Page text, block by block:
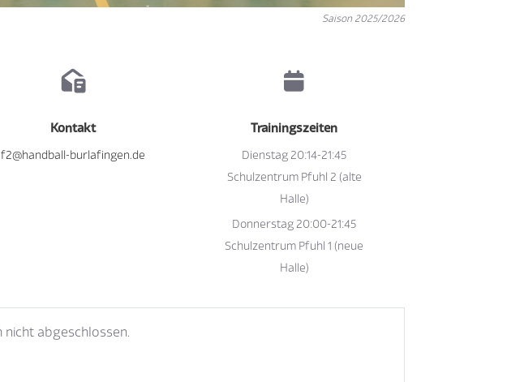
Saison 2025/2026
Kontakt
f2@handball-burlafingen.de
Trainingszeiten
Dienstag 20:14-21:45
Schulzentrum Pfuhl 2 (alte
Halle)
Donnerstag 20:00-21:45
Schulzentrum Pfuhl 1 (neue
Halle)